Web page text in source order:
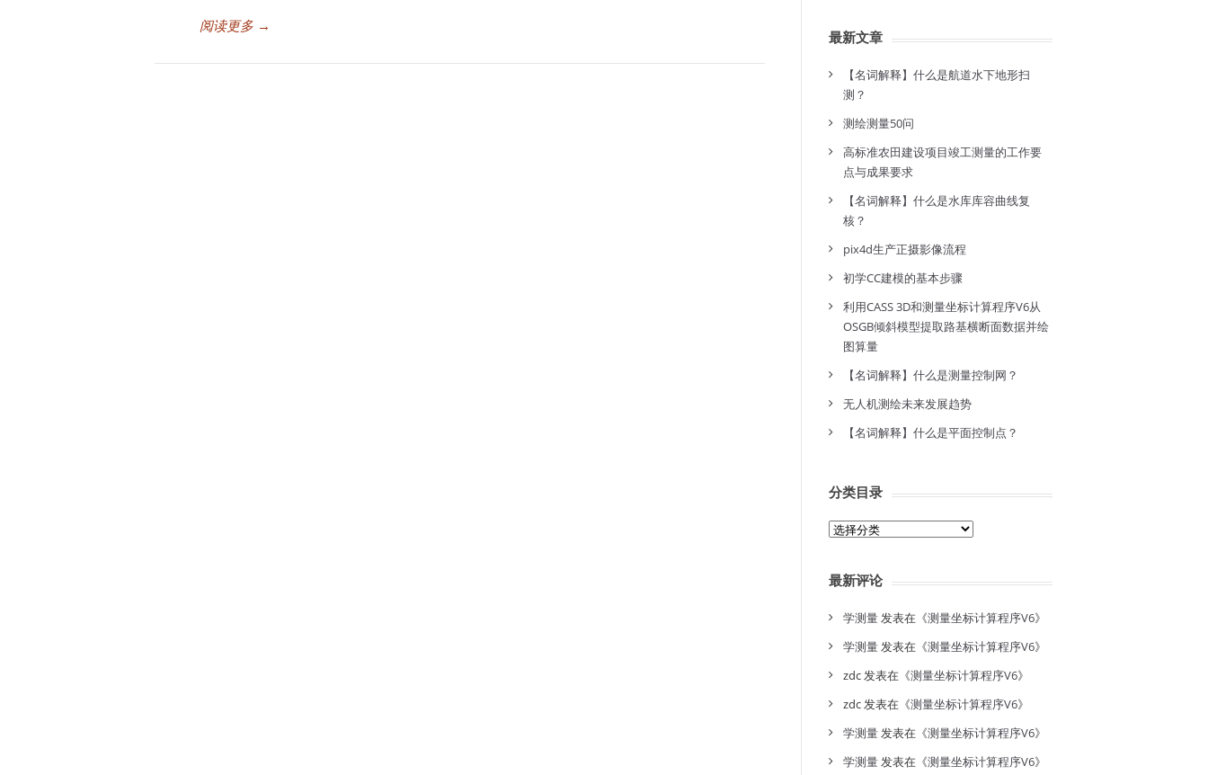
阅读更多 →
最新文章
【名词解释】什么是航道水下地形扫
测？
测绘测量50问
高标准农田建设项目竣工测量的工作要
点与成果要求
【名词解释】什么是水库库容曲线复
核？
pix4d生产正摄影像流程
初学CC建模的基本步骤
利用CASS 3D和测量坐标计算程序V6从
OSGB倾斜模型提取路基横断面数据并绘
图算量
【名词解释】什么是测量控制网？
无人机测绘未来发展趋势
【名词解释】什么是平面控制点？
分类目录
分
录
最新评论
学测量发表在《测量坐标计算程序V6》
学测量发表在《测量坐标计算程序V6》
zdc发表在《测量坐标计算程序V6》
zdc发表在《测量坐标计算程序V6》
学测量发表在《测量坐标计算程序V6》
学测量发表在《测量坐标计算程序V6》